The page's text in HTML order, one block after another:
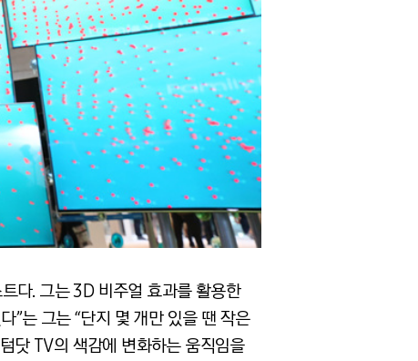
다. 그는 3D 비주얼 효과를 활용한
”는 그는 “단지 몇 개만 있을 땐 작은
닷 TV의 색감에 변화하는 움직임을